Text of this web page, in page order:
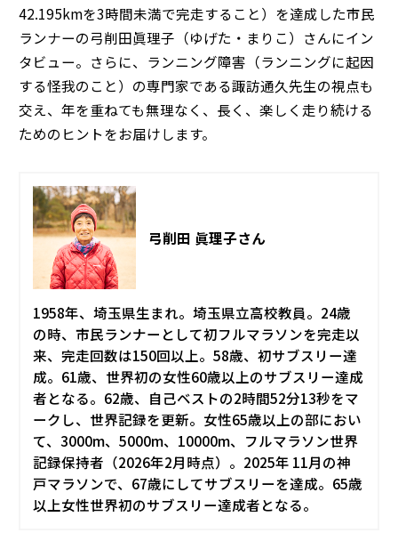
42.195kmを3時間未満で完走すること）を達成した市民
ランナーの弓削田眞理子（ゆげた・まりこ）さんにイン
タビュー。さらに、ランニング障害（ランニングに起因
する怪我のこと）の専門家である諏訪通久先生の視点も
交え、年を重ねても無理なく、長く、楽しく走り続ける
ためのヒントをお届けします。
弓削田 眞理子さん
1958年、埼玉県生まれ。埼玉県立高校教員。24歳
の時、市民ランナーとして初フルマラソンを完走以
来、完走回数は150回以上。58歳、初サブスリー達
成。61歳、世界初の女性60歳以上のサブスリー達成
者となる。62歳、自己ベストの2時間52分13秒をマ
ークし、世界記録を更新。女性65歳以上の部におい
て、3000m、5000m、10000m、フルマラソン世界
記録保持者（2026年2月時点）。2025年 11月の神
戸マラソンで、67歳にしてサブスリーを達成。65歳
以上女性世界初のサブスリー達成者となる。